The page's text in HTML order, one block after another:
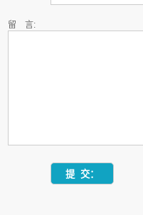
留 言: